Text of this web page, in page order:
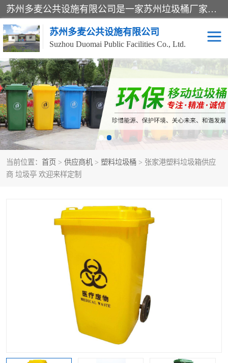
苏州多麦公共设施有限公司是一家苏州垃圾桶厂家，主营：塑料垃圾桶、分类果皮箱、户外园林椅、保安岗亭等产品厂家。全国统一热线电话：17105580222。公司组建完善的团队。设计人员，能根据客户要求，提供适合的设计方案，来满足客户的需求。
苏州多麦公共设施有限公司
Suzhou Duomai Public Facilities Co., Ltd.
当前位置： 首页 > 供应商机 > 塑料垃圾桶 > 张家港塑料垃圾箱供应
商 垃圾亭 欢迎来样定制
办公室脚踩垃圾桶 保安岗亭
分类果皮箱 公园椅
垃圾分类房 塑料垃圾桶
防疫岗亭 吸烟岗亭